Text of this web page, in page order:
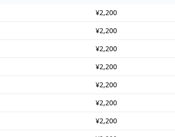
¥2,200
¥2,200
¥2,200
¥2,200
¥2,200
¥2,200
¥2,200